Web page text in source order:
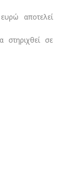
αποτελεί
στηριχθεί σε